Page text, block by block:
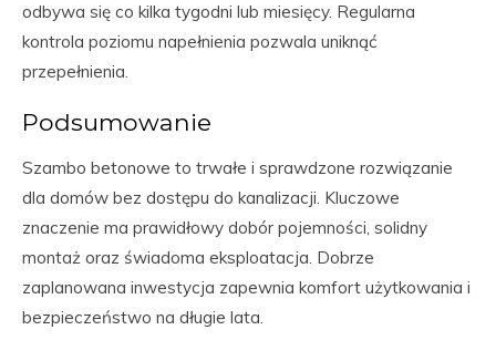
odbywa się co kilka tygodni lub miesięcy. Regularna
kontrola poziomu napełnienia pozwala uniknąć
przepełnienia.
Podsumowanie
Szambo betonowe to trwałe i sprawdzone rozwiązanie
dla domów bez dostępu do kanalizacji. Kluczowe
znaczenie ma prawidłowy dobór pojemności, solidny
montaż oraz świadoma eksploatacja. Dobrze
zaplanowana inwestycja zapewnia komfort użytkowania i
bezpieczeństwo na długie lata.